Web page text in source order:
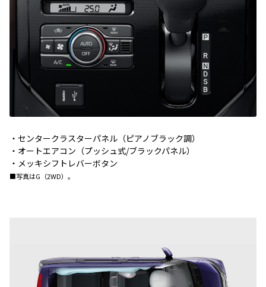
・センタークラスターパネル（ピアノブラック調）
・オートエアコン（プッシュ式/ブラックパネル）
・メッキシフトレバーボタン
■写真はG（2WD）。